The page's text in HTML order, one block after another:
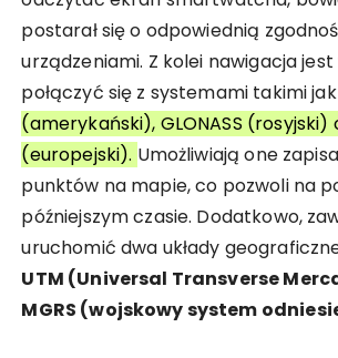
postarał się o odpowiednią
urządzeniami. Z kolei nawigacja
połączyć się z systemami takimi jak
(amerykański), GLONASS (rosyjski)
(europejski). Umożliwiają one
punktów na mapie, co pozwoli na
późniejszym czasie. Dodatkowo,
uruchomić dwa układy
UTM (Universal Transverse
MGRS (wojskowy system